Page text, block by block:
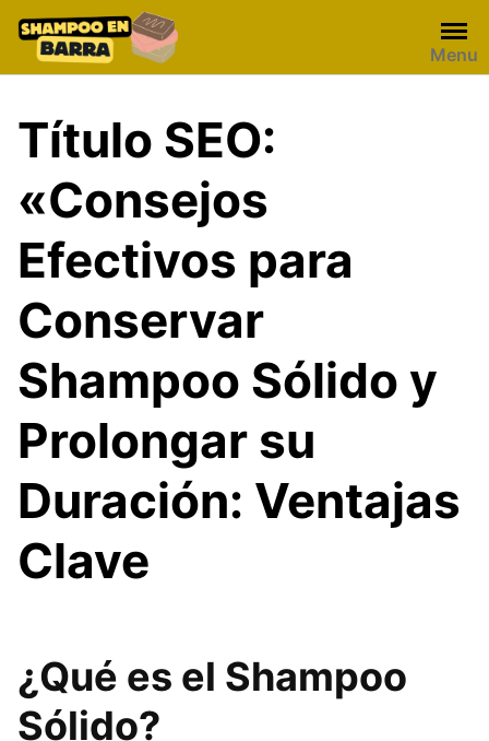
content
Menu
Título SEO:
«Consejos
Efectivos para
Conservar
Shampoo Sólido y
Prolongar su
Duración: Ventajas
Clave
¿Qué es el Shampoo
Sólido?